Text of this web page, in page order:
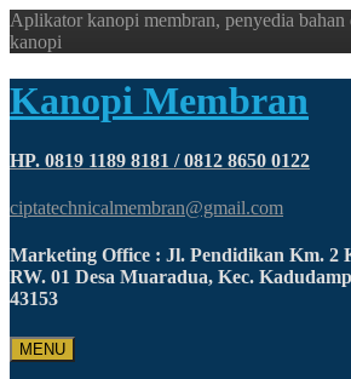
Aplikator kanopi membran, penyedia bahan
kanopi
Kanopi Membran
HP. 0819 1189 8181 / 0812 8650 0122
ciptatechnicalmembran@gmail.com
Marketing Office : Jl. Pendidikan Km. 2
RW. 01 Desa Muaradua, Kec.
43153
MENU